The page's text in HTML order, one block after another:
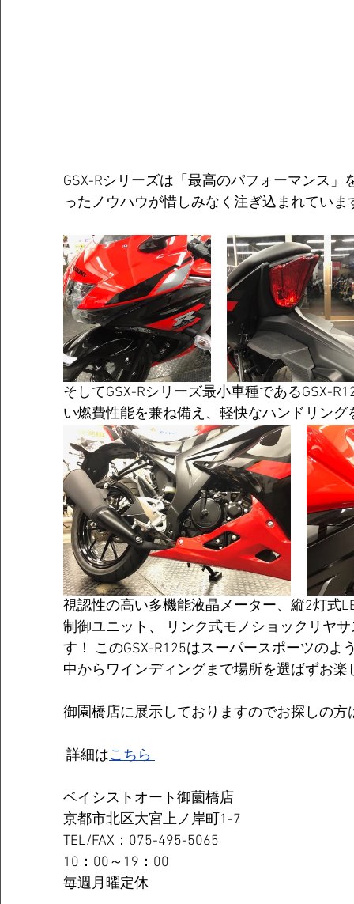
GSX-Rシリーズは「最高のパフォーマンス
ったノウハウが惜しみなく注ぎ込まれていま
そしてGSX-Rシリーズ最小車種であるGSX-
い燃費性能を兼ね備え、軽快なハンドリン
視認性の高い多機能液晶メーター、縦2灯式
制御ユニット、 リンク式モノショックリヤ
す！ このGSX-R125はスーパースポーツのよ
中からワインディングまで場所を選ばずお
御園橋店に展示しておりますのでお探しの
詳細はこちら
ベイシストオート御薗橋店
京都市北区大宮上ノ岸町1-7
TEL/FAX：075-495-5065
10：00～19：00
毎週月曜定休